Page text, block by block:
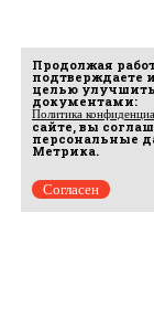
Продолжая
подтверждаете
целью улучшить
документами:
Политика
сайте, вы
персональные
Метрика.
Согласен